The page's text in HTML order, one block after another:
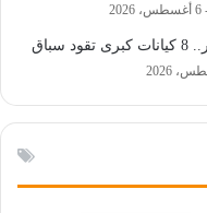
6 أغسطس، 2026
شركات التعدين العالمية العاملة في مصر.. 8 كيانات كبرى تقود سباق